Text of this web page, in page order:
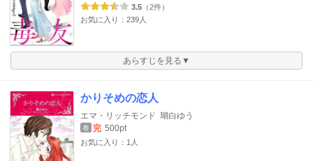
3.5 （2件）
お気に入り：239人
あらすじを見る▼
かりそめの恋人
エマ・リッチモンド 瑚白ゆう
巻 完 500pt
お気に入り：1人